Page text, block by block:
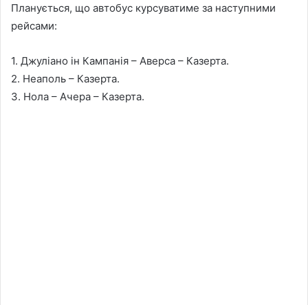
Планується, що автобус курсуватиме за наступними
рейсами:
1. Джуліано ін Кампанія – Аверса – Казерта.
2. Неаполь – Казерта.
3. Нола – Ачера – Казерта.